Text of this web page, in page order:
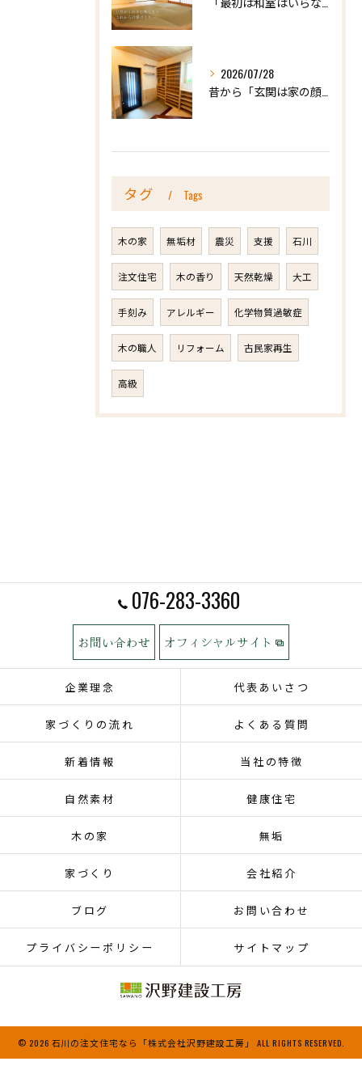
2026/07/28
タグ Tags
木の家 無垢材 震災 支援 石川
注文住宅 木の香り 天然乾燥 大工
手刻み アレルギー 化学物質過敏症
木の職人 リフォーム 古民家再生
高級
076-283-3360
お問い合わせ オフィシャルサイト
企業理念 代表あいさつ
家づくりの流れ よくある質問
新着情報 当社の特徴
自然素材 健康住宅
木の家 無垢
家づくり 会社紹介
ブログ お問い合わせ
プライバシーポリシー サイトマップ
© 2026 石川の注文住宅なら「株式会社沢野建設工房」 ALL RIGHTS RESERVED.